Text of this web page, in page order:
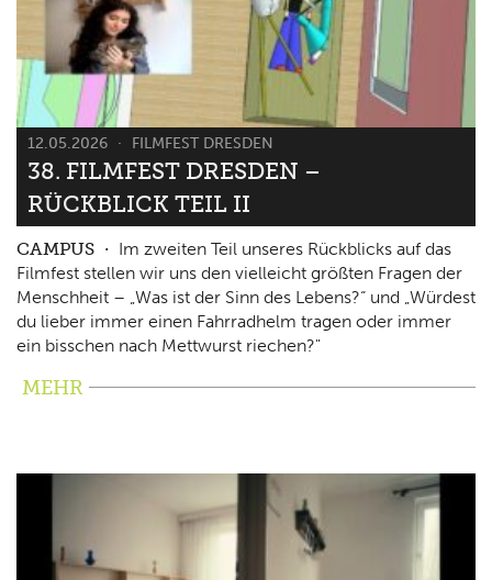
12.05.2026 FILMFEST DRESDEN
38. FILMFEST DRESDEN –
RÜCKBLICK TEIL II
CAMPUS
Im zweiten Teil unseres Rückblicks auf das
Filmfest stellen wir uns den vielleicht größten Fragen der
Menschheit – „Was ist der Sinn des Lebens?“ und „Würdest
du lieber immer einen Fahrradhelm tragen oder immer
ein bisschen nach Mettwurst riechen?"
MEHR